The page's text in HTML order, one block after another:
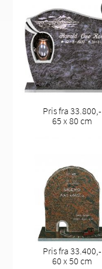
Pris fra 33.800,-
65 x 80 cm
Pris fra 33.400,-
60 x 50 cm